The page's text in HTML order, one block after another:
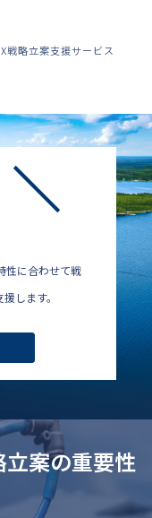
戦略立案支援サービス
性に合わせて戦
します。
案の重要性